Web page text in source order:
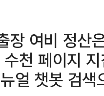
장 여비 정산
천 페이지
얼 챗봇 검